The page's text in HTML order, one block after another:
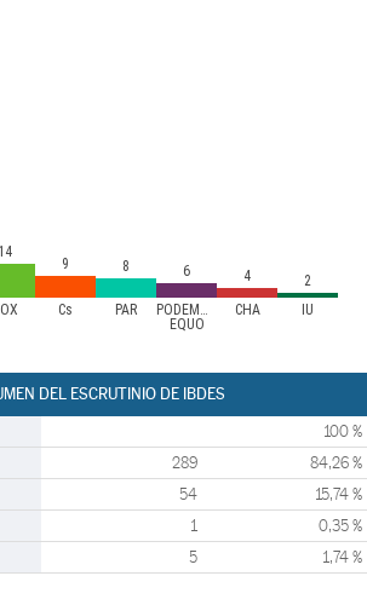
Cs PAR
PODEMOS-
EQUO
CHA IU
14
9 8 6 4 2
DEL ESCRUTINIO DE IBDES
100 %
289 84,26 %
54 15,74 %
1 0,35 %
5 1,74 %